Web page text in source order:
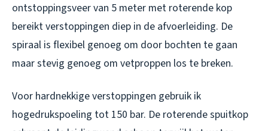
ontstoppingsveer van 5 meter met roterende kop
bereikt verstoppingen diep in de afvoerleiding. De
spiraal is flexibel genoeg om door bochten te gaan
maar stevig genoeg om vetproppen los te breken.
Voor hardnekkige verstoppingen gebruik ik
hogedrukspoeling tot 150 bar. De roterende spuitkop